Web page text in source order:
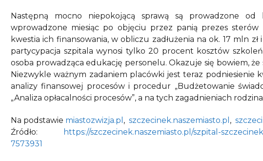
Następną mocno niepokojącą sprawą są prowadzone od
wprowadzone miesiąc po objęciu przez panią prezes
kwestia ich finansowania, w obliczu zadłużenia na ok. 17 mln
partycypacja szpitala wynosi tylko 20 procent kosztów
osoba prowadząca edukację personelu. Okazuje się bowiem,
Niezwykle ważnym zadaniem placówki jest teraz podniesienie
analizy finansowej procesów i procedur „Budżetowanie
„Analiza opłacalności procesów”, a na tych zagadnieniach
Na podstawie miastozwizja.pl , szczecinek.naszemiasto.pl ,
Źródło:
https://szczecinek.naszemiasto.pl/szpital-
7573931